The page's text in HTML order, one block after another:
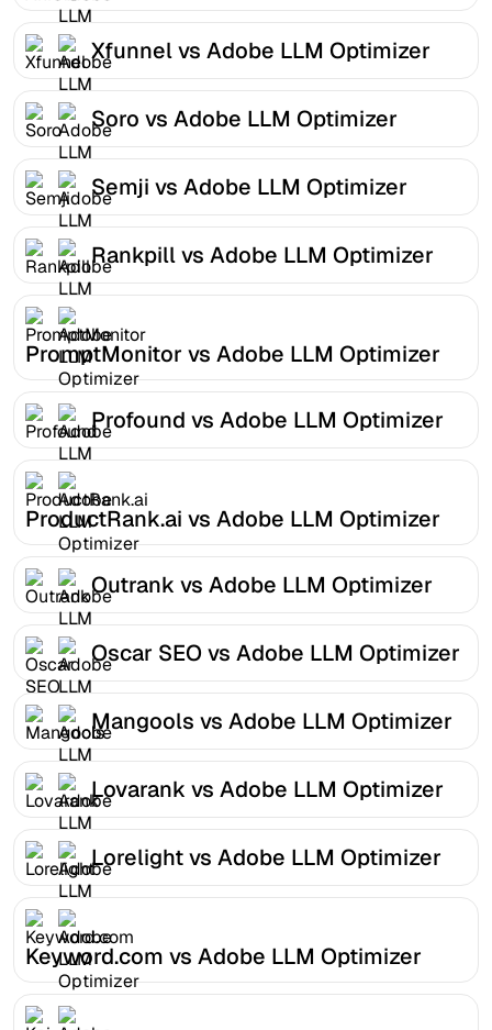
Xfunnel vs Adobe LLM Optimizer
Soro vs Adobe LLM Optimizer
Semji vs Adobe LLM Optimizer
Rankpill vs Adobe LLM Optimizer
PromptMonitor vs Adobe LLM Optimizer
Profound vs Adobe LLM Optimizer
ProductRank.ai vs Adobe LLM Optimizer
Outrank vs Adobe LLM Optimizer
Oscar SEO vs Adobe LLM Optimizer
Mangools vs Adobe LLM Optimizer
Lovarank vs Adobe LLM Optimizer
Lorelight vs Adobe LLM Optimizer
Keyword.com vs Adobe LLM Optimizer